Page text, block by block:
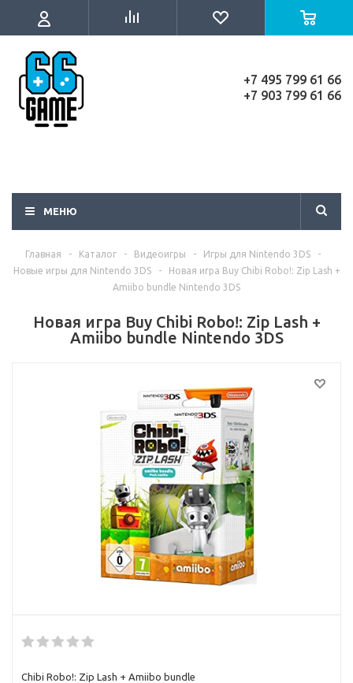
+7 495 799 61 66
+7 903 799 61 66
МЕНЮ
Главная - Каталог - Видеоигры - Игры для Nintendo 3DS
-
Новые игры для Nintendo 3DS
-
Новая игра Buy Chibi Robo!: Zip Lash +
Amiibo bundle Nintendo 3DS
Новая игра Buy Chibi Robo!: Zip Lash +
Amiibo bundle Nintendo 3DS
Chibi Robo!: Zip Lash + Amiibo bundle